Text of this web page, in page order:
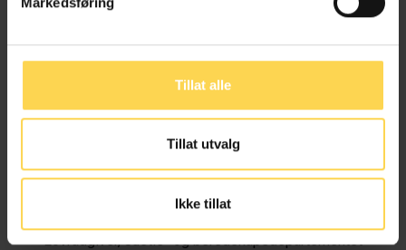
Tillat alle
Tillat utvalg
Ikke tillat
Fagdirektør, Justis- og beredskapsdepartementet
Tage Henningsen
Lovrådgiver, Justis- og beredskapsdepartementet